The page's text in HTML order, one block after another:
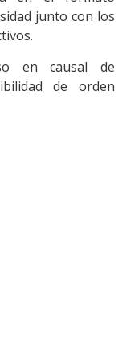
junto con los
en causal de
de orden